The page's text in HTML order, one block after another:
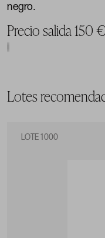
negro.
Precio salida 150 €
Lotes
LOTE 1000